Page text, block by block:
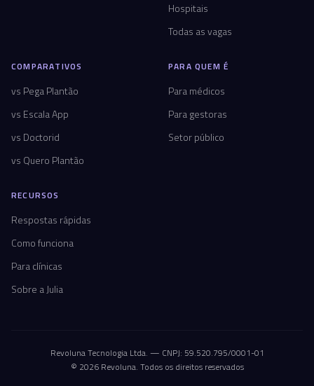
Hospitais
Todas as vagas
COMPARATIVOS
vs Pega Plantão
vs Escala App
vs Doctorid
vs Quero Plantão
PARA QUEM É
Para médicos
Para gestoras
Setor público
RECURSOS
Respostas rápidas
Como funciona
Para clínicas
Sobre a Julia
Revoluna Tecnologia Ltda. — CNPJ: 59.520.795/0001-01
© 2026 Revoluna. Todos os direitos reservados